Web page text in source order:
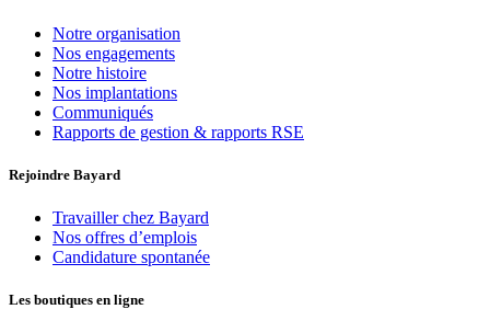
Notre organisation
Nos engagements
Notre histoire
Nos implantations
Communiqués
Rapports de gestion & rapports RSE
Rejoindre Bayard
Travailler chez Bayard
Nos offres d’emplois
Candidature spontanée
Les boutiques en ligne